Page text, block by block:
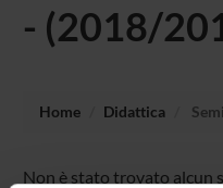
- (2018/
Home Didattica
Non è stato trovato alcun